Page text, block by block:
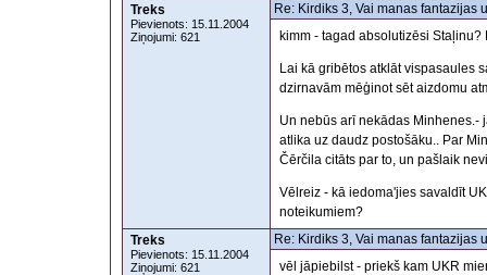
Treks
Pievienots: 15.11.2004
Ziņojumi: 621
Re: Kirdiks 3, Vai manas fantazijas
kimm - tagad absolutizēsi
Lai kā gribētos atklāt vispasaules
dzirnavām mēģinot sēt aizdomu
Un nebūs arī nekādas Minhenes.-
atlika uz daudz postošāku.. Par
Čērčila citāts par to, un pašlaik
Vēlreiz - kā iedoma'jies savaldīt
noteikumiem?
Treks
Pievienots: 15.11.2004
Ziņojumi: 621
Re: Kirdiks 3, Vai manas fantazijas
vēl jāpiebilst - priekš kam UKR